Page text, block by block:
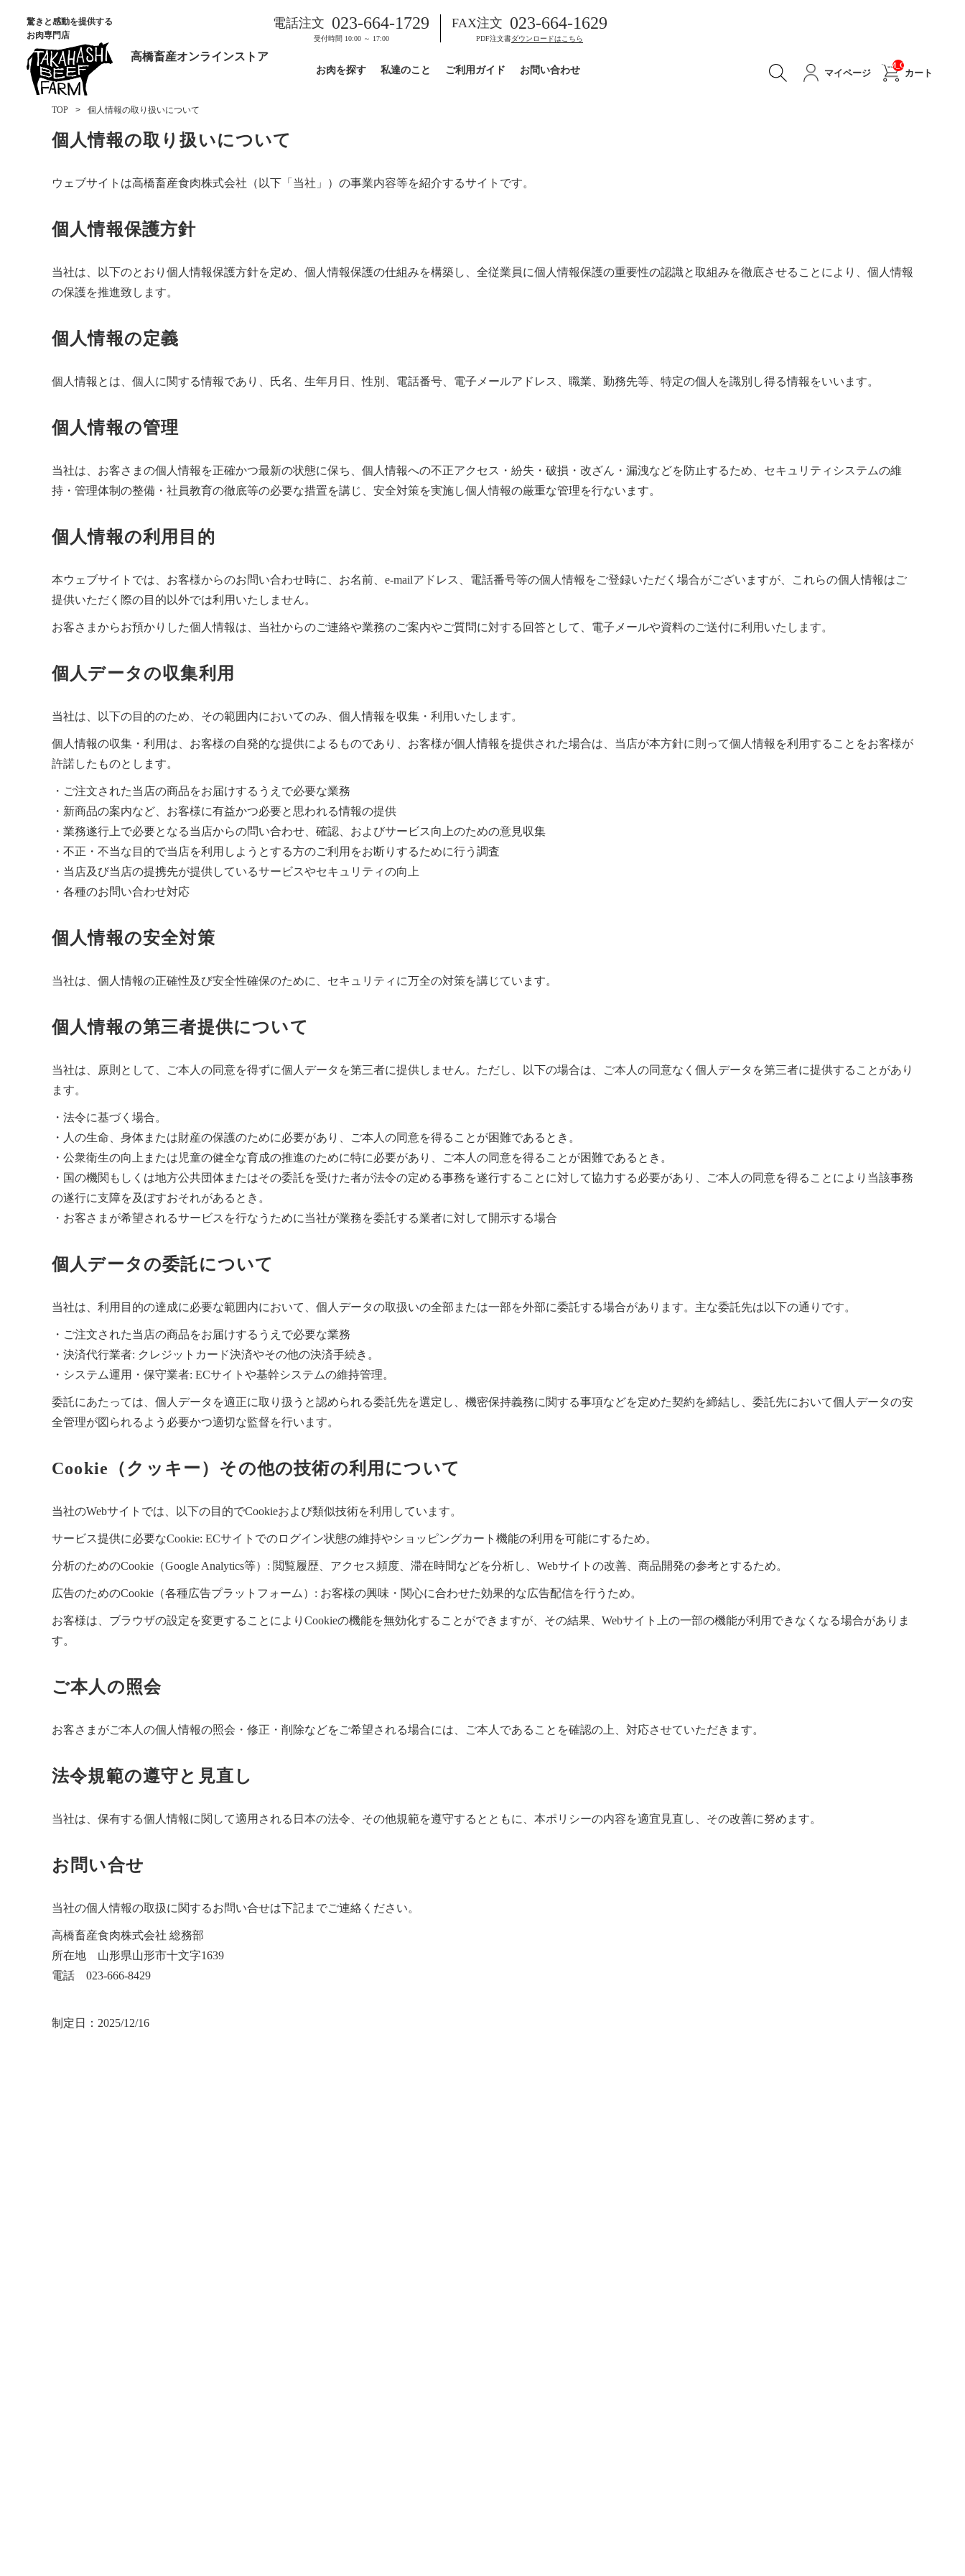
驚きと感動を提供する
お肉専門店
高橋畜産オンラインストア
電話注文 023-664-1729
受付時間 10:00 ～ 17:00
FAX注文 023-664-1629
PDF注文書ダウンロードはこちら
お肉を探す 私達のこと ご利用ガイド お問い合わせ マイページ カート
__ITM_CNT__
TOP 個人情報の取り扱いについて
個人情報の取り扱いについて
ウェブサイトは高橋畜産食肉株式会社（以下「当社」）の事業内容等を紹介するサイトです。
個人情報保護方針
当社は、以下のとおり個人情報保護方針を定め、個人情報保護の仕組みを構築し、全従業員に個人情報保護の重要性の認識と取組みを徹底させることにより、個人情報
の保護を推進致します。
個人情報の定義
個人情報とは、個人に関する情報であり、氏名、生年月日、性別、電話番号、電子メールアドレス、職業、勤務先等、特定の個人を識別し得る情報をいいます。
個人情報の管理
当社は、お客さまの個人情報を正確かつ最新の状態に保ち、個人情報への不正アクセス・紛失・破損・改ざん・漏洩などを防止するため、セキュリティシステムの維
持・管理体制の整備・社員教育の徹底等の必要な措置を講じ、安全対策を実施し個人情報の厳重な管理を行ないます。
個人情報の利用目的
本ウェブサイトでは、お客様からのお問い合わせ時に、お名前、e-mailアドレス、電話番号等の個人情報をご登録いただく場合がございますが、これらの個人情報はご
提供いただく際の目的以外では利用いたしません。
お客さまからお預かりした個人情報は、当社からのご連絡や業務のご案内やご質問に対する回答として、電子メールや資料のご送付に利用いたします。
個人データの収集利用
当社は、以下の目的のため、その範囲内においてのみ、個人情報を収集・利用いたします。
個人情報の収集・利用は、お客様の自発的な提供によるものであり、お客様が個人情報を提供された場合は、当店が本方針に則って個人情報を利用することをお客様が
許諾したものとします。
・ご注文された当店の商品をお届けするうえで必要な業務
・新商品の案内など、お客様に有益かつ必要と思われる情報の提供
・業務遂行上で必要となる当店からの問い合わせ、確認、およびサービス向上のための意見収集
・不正・不当な目的で当店を利用しようとする方のご利用をお断りするために行う調査
・当店及び当店の提携先が提供しているサービスやセキュリティの向上
・各種のお問い合わせ対応
個人情報の安全対策
当社は、個人情報の正確性及び安全性確保のために、セキュリティに万全の対策を講じています。
個人情報の第三者提供について
当社は、原則として、ご本人の同意を得ずに個人データを第三者に提供しません。ただし、以下の場合は、ご本人の同意なく個人データを第三者に提供することがあり
ます。
・法令に基づく場合。
・人の生命、身体または財産の保護のために必要があり、ご本人の同意を得ることが困難であるとき。
・公衆衛生の向上または児童の健全な育成の推進のために特に必要があり、ご本人の同意を得ることが困難であるとき。
・国の機関もしくは地方公共団体またはその委託を受けた者が法令の定める事務を遂行することに対して協力する必要があり、ご本人の同意を得ることにより当該事務
の遂行に支障を及ぼすおそれがあるとき。
・お客さまが希望されるサービスを行なうために当社が業務を委託する業者に対して開示する場合
個人データの委託について
当社は、利用目的の達成に必要な範囲内において、個人データの取扱いの全部または一部を外部に委託する場合があります。主な委託先は以下の通りです。
・ご注文された当店の商品をお届けするうえで必要な業務
・決済代行業者: クレジットカード決済やその他の決済手続き。
・システム運用・保守業者: ECサイトや基幹システムの維持管理。
委託にあたっては、個人データを適正に取り扱うと認められる委託先を選定し、機密保持義務に関する事項などを定めた契約を締結し、委託先において個人データの安
全管理が図られるよう必要かつ適切な監督を行います。
Cookie（クッキー）その他の技術の利用について
当社のWebサイトでは、以下の目的でCookieおよび類似技術を利用しています。
サービス提供に必要なCookie: ECサイトでのログイン状態の維持やショッピングカート機能の利用を可能にするため。
分析のためのCookie（Google Analytics等）: 閲覧履歴、アクセス頻度、滞在時間などを分析し、Webサイトの改善、商品開発の参考とするため。
広告のためのCookie（各種広告プラットフォーム）: お客様の興味・関心に合わせた効果的な広告配信を行うため。
お客様は、ブラウザの設定を変更することによりCookieの機能を無効化することができますが、その結果、Webサイト上の一部の機能が利用できなくなる場合がありま
す。
ご本人の照会
お客さまがご本人の個人情報の照会・修正・削除などをご希望される場合には、ご本人であることを確認の上、対応させていただきます。
法令規範の遵守と見直し
当社は、保有する個人情報に関して適用される日本の法令、その他規範を遵守するとともに、本ポリシーの内容を適宜見直し、その改善に努めます。
お問い合せ
当社の個人情報の取扱に関するお問い合せは下記までご連絡ください。
高橋畜産食肉株式会社 総務部
所在地 山形県山形市十文字1639
電話 023-666-8429
制定日：2025/12/16